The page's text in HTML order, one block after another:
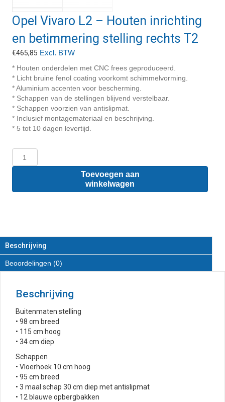
Opel Vivaro L2 – Houten inrichting
en betimmering stelling rechts T2
€465,85 Excl. BTW
* Houten onderdelen met CNC frees geproduceerd.
* Licht bruine fenol coating voorkomt schimmelvorming.
* Aluminium accenten voor bescherming.
* Schappen van de stellingen blijvend verstelbaar.
* Schappen voorzien van antislipmat.
* Inclusief montagemateriaal en beschrijving.
* 5 tot 10 dagen levertijd.
Vivaro
Houten
rechts
T2
aantal
Toevoegen aan
winkelwagen
Beschrijving
Beoordelingen (0)
Beschrijving
Buitenmaten stelling
• 98 cm breed
• 115 cm hoog
• 34 cm diep
Schappen
• Vloerhoek 10 cm hoog
• 95 cm breed
• 3 maal schap 30 cm diep met antislipmat
• 12 blauwe opbergbakken